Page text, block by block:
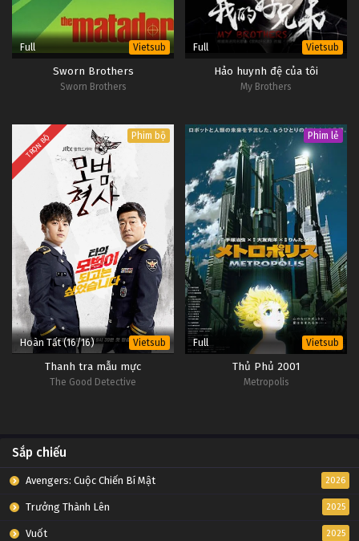
Full Vietsub
Sworn Brothers
Sworn Brothers
Full Vietsub
Hảo huynh đệ của tôi
My Brothers
TRỌN BỘ Phim bộ
Hoàn Tất (16/16) Vietsub
Thanh tra mẫu mực
The Good Detective
Phim lẻ
Full Vietsub
Thủ Phủ 2001
Metropolis
Sắp chiếu
Avengers: Cuộc Chiến Bí Mật 2026
Trưởng Thành Lên 2025
Vuốt 2025